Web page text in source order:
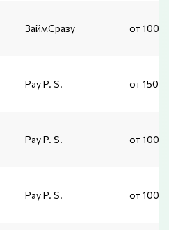
ЗаймСразу от
Pay P. S. от
Pay P. S. от 1000
Pay P. S. от 1000